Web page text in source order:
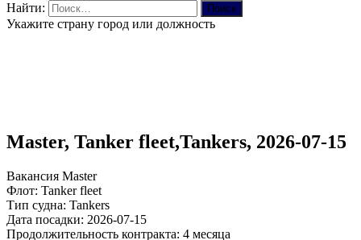
Найти:
Укажите страну город или должность
Master, Tanker fleet,Tankers, 2026-07-15
Вакансия Master
Флот: Tanker fleet
Тип судна: Tankers
Дата посадки: 2026-07-15
Продолжительность контракта: 4 месяца